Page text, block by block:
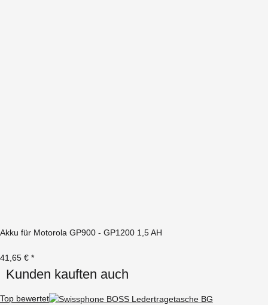
Akku für Motorola GP900 - GP1200 1,5 AH
41,65 € *
Kunden kauften auch
Top bewertet